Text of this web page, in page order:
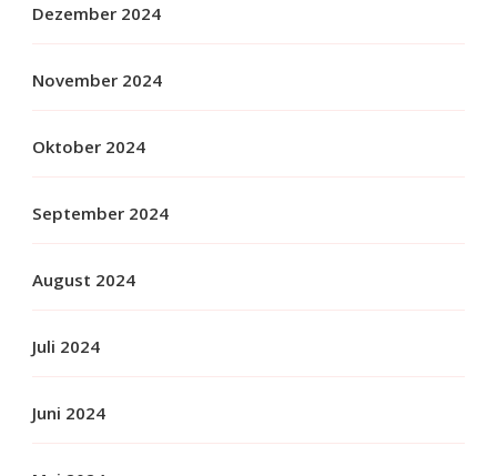
Dezember 2024
November 2024
Oktober 2024
September 2024
August 2024
Juli 2024
Juni 2024